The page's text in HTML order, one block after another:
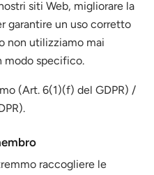
siti Web, migliorare la
garantire un uso corretto
non utilizziamo mai
modo specifico.
(Art. 6(1)(f) del GDPR) /
raccogliere le